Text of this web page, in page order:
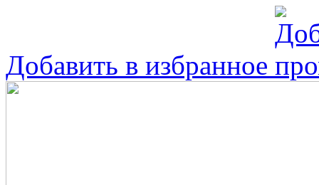
Добавить в избранное